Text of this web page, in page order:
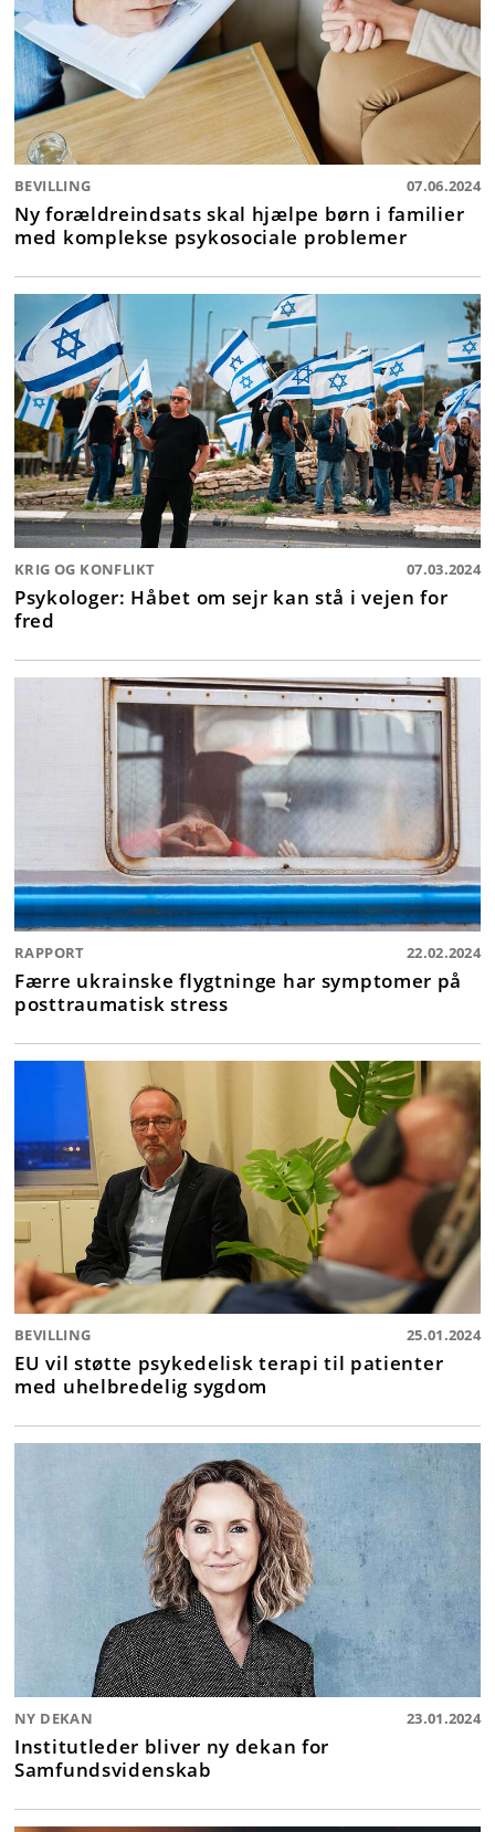
BEVILLING 07.06.2024
Ny forældreindsats skal hjælpe børn i familier
med komplekse psykosociale problemer
KRIG OG KONFLIKT 07.03.2024
Psykologer: Håbet om sejr kan stå i vejen for
fred
RAPPORT 22.02.2024
Færre ukrainske flygtninge har symptomer på
posttraumatisk stress
BEVILLING 25.01.2024
EU vil støtte psykedelisk terapi til patienter
med uhelbredelig sygdom
NY DEKAN 23.01.2024
Institutleder bliver ny dekan for
Samfundsvidenskab